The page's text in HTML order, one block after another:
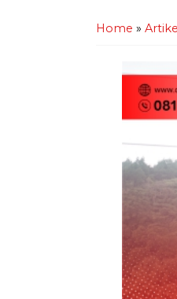
Home » Artikel